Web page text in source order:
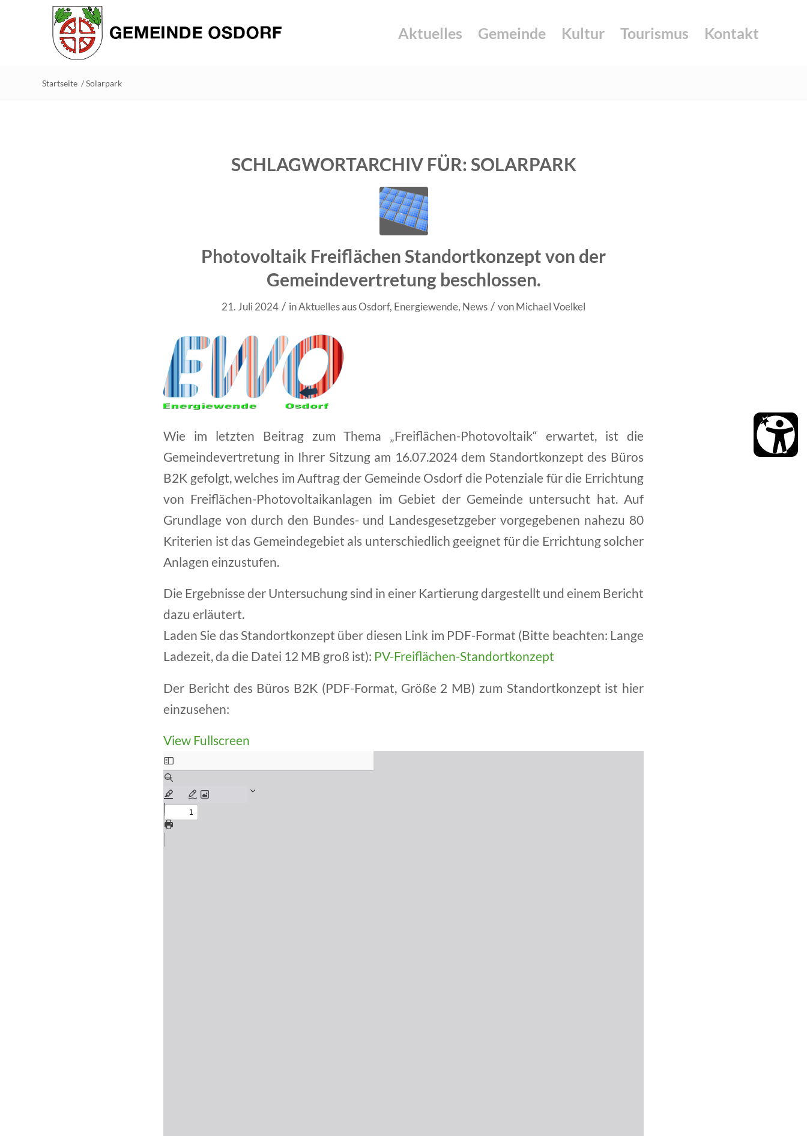
Aktuelles Gemeinde Kultur Tourismus Kontakt
Startseite /Solarpark
SCHLAGWORTARCHIV FÜR:SOLARPARK
Photovoltaik Freiflächen Standortkonzept von der
Gemeindevertretung beschlossen.
21. Juli 2024 / inAktuelles aus Osdorf, Energiewende, News / vonMichael Voelkel
Wie im letzten Beitrag zum Thema „Freiflächen-Photovoltaik“ erwartet, ist die
Gemeindevertretung in Ihrer Sitzung am 16.07.2024 dem Standortkonzept des Büros
B2K gefolgt, welches im Auftrag der Gemeinde Osdorf die Potenziale für die Errichtung
von Freiflächen-Photovoltaikanlagen im Gebiet der Gemeinde untersucht hat. Auf
Grundlage von durch den Bundes- und Landesgesetzgeber vorgegebenen nahezu 80
Kriterien ist das Gemeindegebiet als unterschiedlich geeignet für die Errichtung solcher
Anlagen einzustufen.
Die Ergebnisse der Untersuchung sind in einer Kartierung dargestellt und einem Bericht
dazu erläutert.
Laden Sie das Standortkonzept über diesen Link im PDF-Format (Bitte beachten: Lange
Ladezeit, da die Datei 12 MB groß ist): PV-Freiflächen-Standortkonzept
Der Bericht des Büros B2K (PDF-Format, Größe 2 MB) zum Standortkonzept ist hier
einzusehen:
View Fullscreen